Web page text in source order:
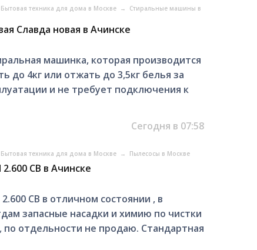
Бытовая техника для дома в Москве → Стиральные машины в
Славда новая в Ачинске
машинка, которая производится
до 4кг или отжать до 3,5кг белья за
и не требует подключения к
Сегодня в 07:58
Бытовая техника для дома в Москве → Пылесосы в Москве
CB в Ачинске
CB в отличном состоянии , в
запасные насадки и химию по чистки
по отдельности не продаю. Стандартная